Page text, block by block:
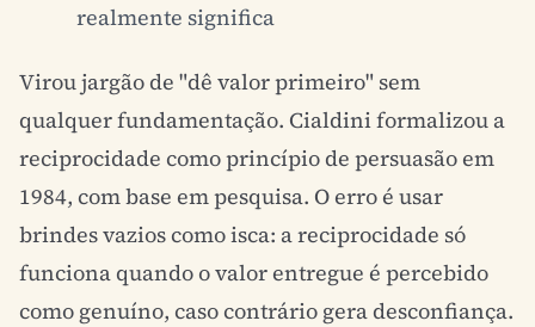
realmente significa
Virou jargão de "dê valor primeiro" sem
qualquer fundamentação. Cialdini formalizou a
reciprocidade como princípio de persuasão em
1984, com base em pesquisa. O erro é usar
brindes vazios como isca: a reciprocidade só
funciona quando o valor entregue é percebido
como genuíno, caso contrário gera desconfiança.